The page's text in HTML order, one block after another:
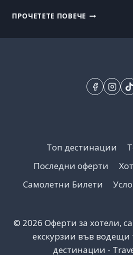
ПРОЧЕТЕТЕ ПОВЕЧЕИЗГОДНИ
Топ дестинации
Последни оферти
Самолетни Билети
© 2026 Оферти за хотели,
екскурзии във водещи
дестинации -